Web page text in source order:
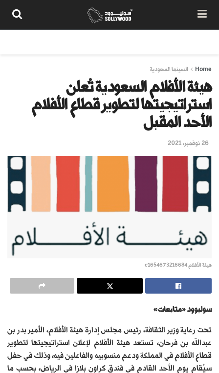
Home السينما السعودية
هيئة الأفلام السعودية تُعلن
استراتيجيتها لتطوير قطاع الأفلام
الأحد المقبل
26 نوفمبر، 2021
هيئة الأفلام e1654673216684
سوليوود «متابعات»
تحت رعاية وزير الثقافة، رئيس مجلس إدارة هيئة الأفلام، الأمير بدر بن
عبدالله بن فرحان، تستعد هيئة الأفلام لإعلان استراتيجيتها لتطوير
قطاع الأفلام في المملكة ودعم منسوبيه والفاعلين فيه، وذلك في حفل
سيُقام يوم الأحد القادم في فندق كراون بلازا في الرياض، بحسب ما